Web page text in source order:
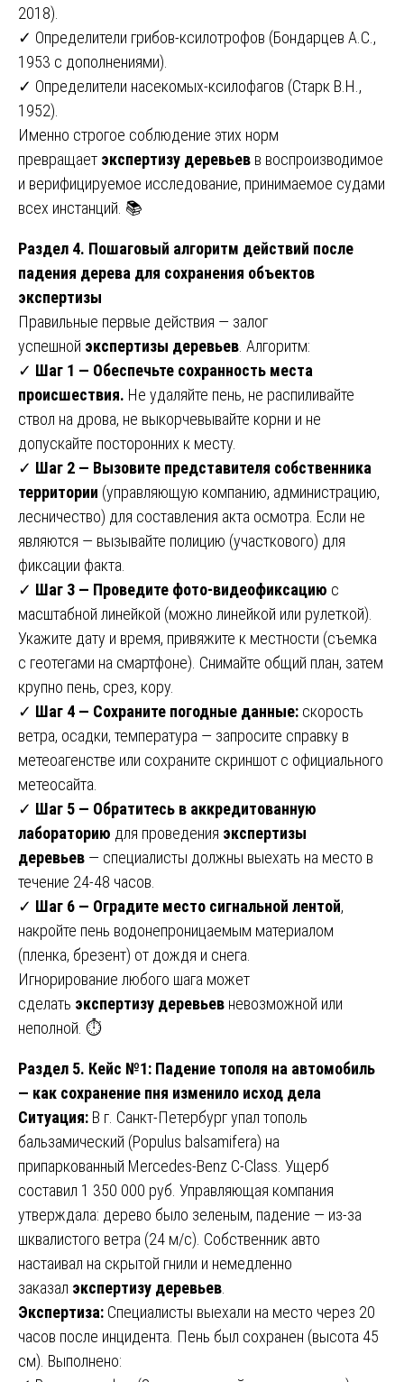
2018).
✓ Определители грибов-ксилотрофов (Бондарцев А.С.,
1953 с дополнениями).
✓ Определители насекомых-ксилофагов (Старк В.Н.,
1952).
Именно строгое соблюдение этих норм
превращает экспертизу деревьев в воспроизводимое
и верифицируемое исследование, принимаемое судами
всех инстанций. 📚
Раздел 4. Пошаговый алгоритм действий после
падения дерева для сохранения объектов
экспертизы
Правильные первые действия — залог
успешной экспертизы деревьев . Алгоритм:
✓ Шаг 1 — Обеспечьте сохранность места
происшествия. Не удаляйте пень, не распиливайте
ствол на дрова, не выкорчевывайте корни и не
допускайте посторонних к месту.
✓ Шаг 2 — Вызовите представителя собственника
территории (управляющую компанию, администрацию,
лесничество) для составления акта осмотра. Если не
являются — вызывайте полицию (участкового) для
фиксации факта.
✓ Шаг 3 — Проведите фото-видеофиксацию с
масштабной линейкой (можно линейкой или рулеткой).
Укажите дату и время, привяжите к местности (съемка
с геотегами на смартфоне). Снимайте общий план, затем
крупно пень, срез, кору.
✓ Шаг 4 — Сохраните погодные данные: скорость
ветра, осадки, температура — запросите справку в
метеоагенстве или сохраните скриншот с официального
метеосайта.
✓ Шаг 5 — Обратитесь в аккредитованную
лабораторию для проведения экспертизы
деревьев — специалисты должны выехать на место в
течение 24-48 часов.
✓ Шаг 6 — Оградите место сигнальной лентой,
накройте пень водонепроницаемым материалом
(пленка, брезент) от дождя и снега.
Игнорирование любого шага может
сделать экспертизу деревьев невозможной или
неполной. ⏱️
Раздел 5. Кейс №1: Падение тополя на автомобиль
— как сохранение пня изменило исход дела
Ситуация: В г. Санкт-Петербург упал тополь
бальзамический (Populus balsamifera) на
припаркованный Mercedes-Benz C-Class. Ущерб
составил 1 350 000 руб. Управляющая компания
утверждала: дерево было зеленым, падение — из-за
шквалистого ветра (24 м/с). Собственник авто
настаивал на скрытой гнили и немедленно
заказал экспертизу деревьев
Экспертиза: Специалисты выехали на место через 20
часов после инцидента. Пень был сохранен (высота 45
см). Выполнено: